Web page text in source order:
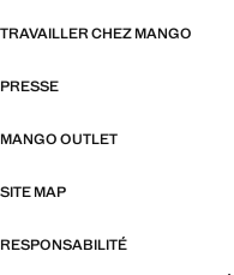
TRAVAILLER CHEZ MANGO
PRESSE
MANGO OUTLET
SITE MAP
RESPONSABILITÉ